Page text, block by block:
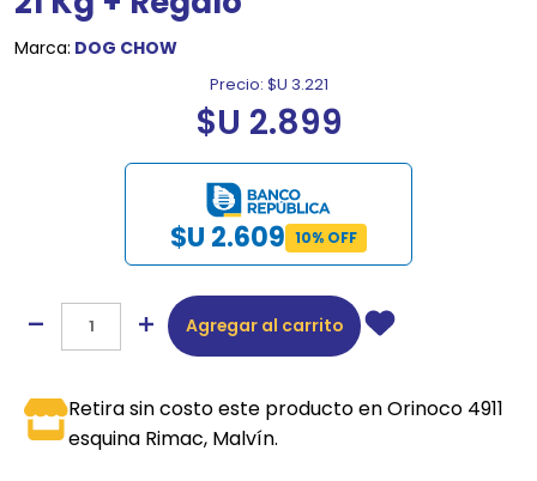
Marca: DOG CHOW
Precio: $U 3.221
$U 2.899
$U 2.609 10% OFF
Agregar al carrito
Retira sin costo este producto en Orinoco 4911
esquina Rimac, Malvín.